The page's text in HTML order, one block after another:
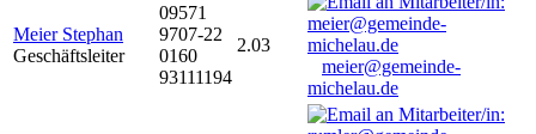
Meier Stephan
Geschäftsleiter
09571
9707-22
0160
93111194
2.03
meier@gemeinde-
michelau.de